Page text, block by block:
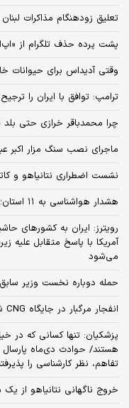
تعلیق زودهنگام مذاکرات
پشت پرده حذف تلگرام از
وقتی آدیداس برای حیوانات
ترامپ: توافق با ایران را
چرا محمدباقر خرازی حتی
ماجرای نصب سنگ مزار اکبر
نشست اضطراری نتانیاهو و
هشدار هواشناسی به ۱۱ استان؛ منتظر این پدیده هواشناسی باشید
رویترز: ایران به کشورهای
آمریکا با پاسخ متقابل علیه
می‌شود
حمله دوباره نخست وزیر سابق
انفجار مرگبار در جایگاه CNG شهرک صنعتی صحنه + جزئیات
پزشکیان: تنها کسانی که در
هستند/ حوادث دی‌ماه پارسال
تفاهم، نظر کارشناسی را
خروج ناگهانی نتانیاهو از یک